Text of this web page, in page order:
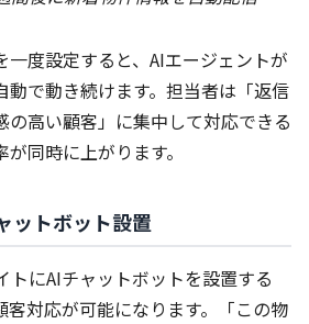
一度設定すると、AIエージェントが
動で動き続けます。担当者は「返信
の高い顧客」に集中して対応できる
同時に上がります。
ットボット設置
トにAIチャットボットを設置する
客対応が可能になります。「この物